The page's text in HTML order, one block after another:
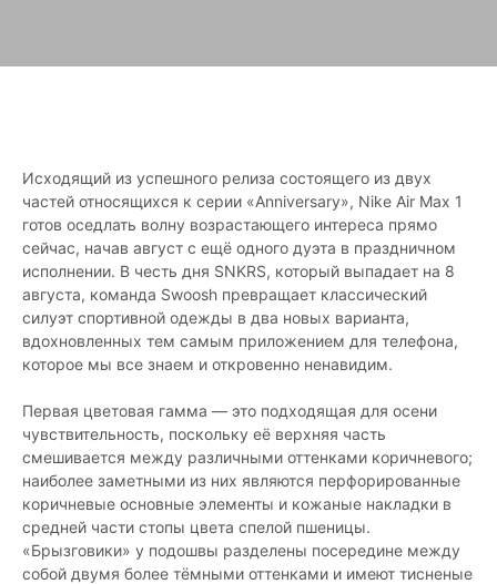
Исходящий из успешного релиза состоящего из двух
частей относящихся к серии «Anniversary», Nike Air Max 1
готов оседлать волну возрастающего интереса прямо
сейчас, начав август с ещё одного дуэта в праздничном
исполнении. В честь дня SNKRS, который выпадает на 8
августа, команда Swoosh превращает классический
силуэт спортивной одежды в два новых варианта,
вдохновленных тем самым приложением для телефона,
которое мы все знаем и откровенно ненавидим.
Первая цветовая гамма — это подходящая для осени
чувствительность, поскольку её верхняя часть
смешивается между различными оттенками коричневого;
наиболее заметными из них являются перфорированные
коричневые основные элементы и кожаные накладки в
средней части стопы цвета спелой пшеницы.
«Брызговики» у подошвы разделены посередине между
собой двумя более тёмными оттенками и имеют тисненые